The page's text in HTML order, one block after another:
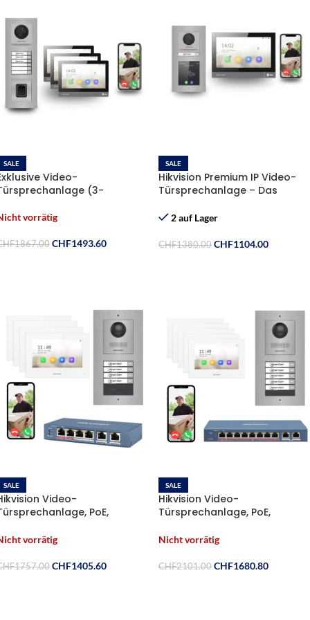
SALE
Video-
(3-
Set mit Fingerprint
vorrätig
1867.00 CHF1493.60
SALE
Hikvision Premium IP Video-
Türsprechanlage – Das
Design
2 auf Lager
CHF1380.00 CHF1104.00
SALE
Video-
PoE,
Aufputz, Komplett-Set
vorrätig
1757.00 CHF1405.60
SALE
Hikvision Video-
Türsprechanlage, PoE,
Klingel, Aufputz, Komplett-Set
Nicht vorrätig
CHF2101.00 CHF1680.80